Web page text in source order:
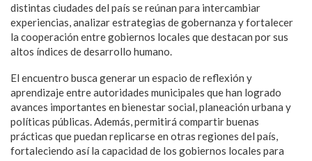
distintas ciudades del país se reúnan para intercambiar
experiencias, analizar estrategias de gobernanza y fortalecer
la cooperación entre gobiernos locales que destacan por sus
altos índices de desarrollo humano.
El encuentro busca generar un espacio de reflexión y
aprendizaje entre autoridades municipales que han logrado
avances importantes en bienestar social, planeación urbana y
políticas públicas. Además, permitirá compartir buenas
prácticas que puedan replicarse en otras regiones del país,
fortaleciendo así la capacidad de los gobiernos locales para